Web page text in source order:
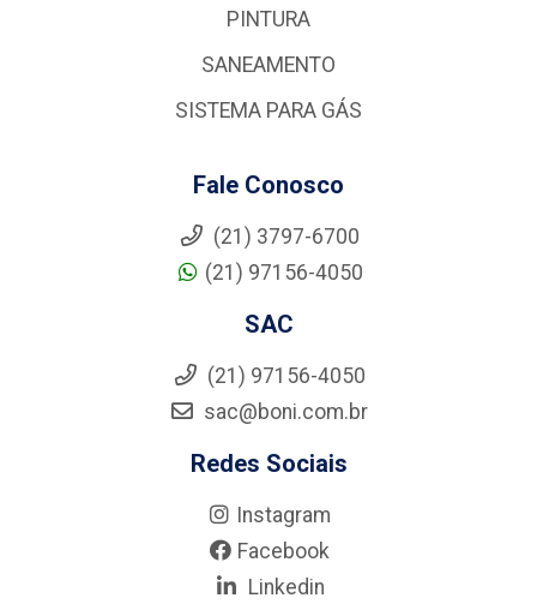
PINTURA
SANEAMENTO
SISTEMA PARA GÁS
Fale Conosco
(21) 3797-6700
(21) 97156-4050
SAC
(21) 97156-4050
sac@boni.com.br
Redes Sociais
Instagram
Facebook
Linkedin